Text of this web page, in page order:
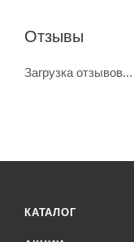
Отзывы
Загрузка отзывов...
КАТАЛОГ